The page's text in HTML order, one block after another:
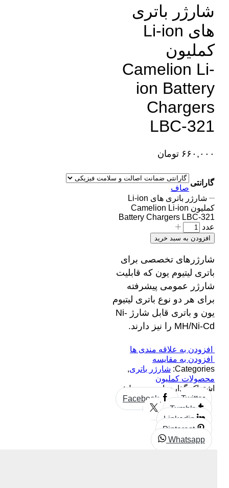
شارژر باتری
های Li-ion
کملیون
Camelion Li-
ion Battery
Chargers
LBC-321
۶۶۰,۰۰۰ تومان
گارانتی
صاف
شارژر باتری های Li-ion
کملیون Camelion Li-ion
Battery Chargers LBC-321
عدد
افزودن به سبد خرید
شارژرهای تخصصی برای
باتری لیتیوم یون که قابلیت
شارژر عمومی پیشرفته
برای هر دو نوع باتری لیتیوم
یون و باتری قابل شارژ Ni-
MH/Ni-Cd را نیز دارند.
افزودن به علاقه مندی ها
افزودن به مقایسه
Categories: شارژر باتری,
محصولات کملیون
اشتراک گذاری این محصول:
Facebook
Twitter
Tumblr
Linkedin
Pinterest
Whatsapp